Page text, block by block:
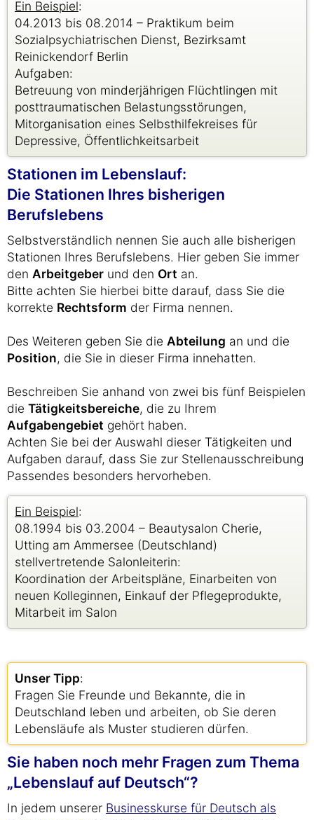
Ein Beispiel:
04.2013 bis 08.2014 – Praktikum beim
Sozialpsychiatrischen Dienst, Bezirksamt
Reinickendorf Berlin
Aufgaben:
Betreuung von minderjährigen Flüchtlingen mit
posttraumatischen Belastungsstörungen,
Mitorganisation eines Selbsthilfekreises für
Depressive, Öffentlichkeitsarbeit
Stationen im Lebenslauf:
Die Stationen Ihres bisherigen
Berufslebens
Selbstverständlich nennen Sie auch alle bisherigen
Stationen Ihres Berufslebens. Hier geben Sie immer
den Arbeitgeber und den Ort an.
Bitte achten Sie hierbei bitte darauf, dass Sie die
korrekte Rechtsform der Firma nennen.
Des Weiteren geben Sie die Abteilung an und die
Position, die Sie in dieser Firma innehatten.
Beschreiben Sie anhand von zwei bis fünf Beispielen
die Tätigkeitsbereiche, die zu Ihrem
Aufgabengebiet gehört haben.
Achten Sie bei der Auswahl dieser Tätigkeiten und
Aufgaben darauf, dass Sie zur Stellenausschreibung
Passendes besonders hervorheben.
Ein Beispiel:
08.1994 bis 03.2004 – Beautysalon Cherie,
Utting am Ammersee (Deutschland)
stellvertretende Salonleiterin:
Koordination der Arbeitspläne, Einarbeiten von
neuen Kolleginnen, Einkauf der Pflegeprodukte,
Mitarbeit im Salon
Unser Tipp:
Fragen Sie Freunde und Bekannte, die in
Deutschland leben und arbeiten, ob Sie deren
Lebensläufe als Muster studieren dürfen.
Sie haben noch mehr Fragen zum Thema
„Lebenslauf auf Deutsch“?
In jedem unserer Businesskurse für Deutsch als